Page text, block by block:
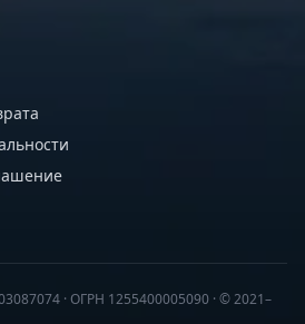
· ОГРН 1255400005090 · © 2021–